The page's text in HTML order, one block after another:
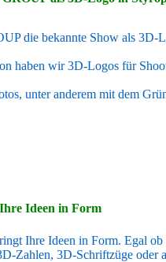
die bekannte Show als 3D-
haben wir 3D-Logos für
unter anderem mit dem
Ideen in Form
Ihre Ideen in Form. Egal
Zahlen, 3D-Schriftzüge